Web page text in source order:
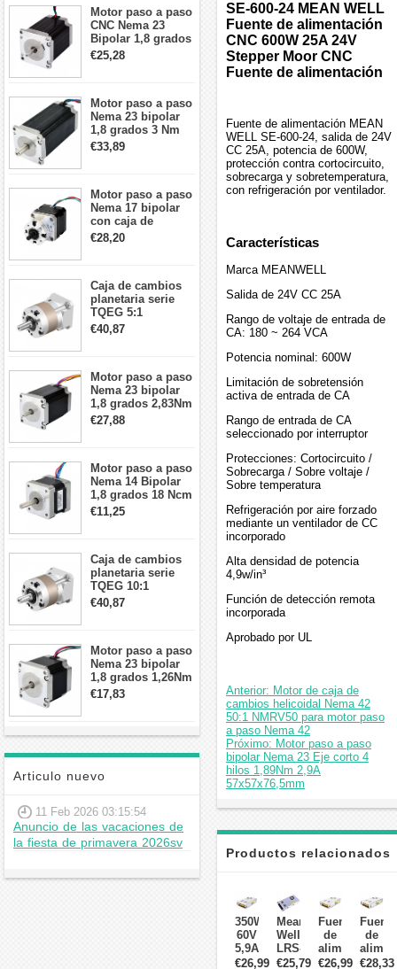
Motor paso a paso
CNC Nema 23
Bipolar 1,8 grados
1,9 Nm 3A 3,36 V
57x57x76mm 4
€25,28
Motor paso a paso
Nema 23 bipolar
1,8 grados 3 Nm
4,2A 57x57x114mm
motor paso a paso
€33,89
Motor paso a paso
Nema 17 bipolar
con caja de
cambios planetaria
5:1 longitud 33mm
Robot CNC DIY
€28,20
Caja de cambios
planetaria serie
TQEG 5:1
contragolpe 15
arcmin para motor
€40,87
Motor paso a paso
Nema 23 bipolar
1,8 grados 2,83Nm
4A 2,26 V
57x57x84mm 8
€27,88
Motor paso a paso
Nema 14 Bipolar
1,8 grados 18 Ncm
0,8 A 5,74 V 35 x
35 x 34 mm 4
€11,25
Caja de cambios
planetaria serie
TQEG 10:1
contragolpe 15
arcmin para motor
€40,87
Motor paso a paso
Nema 23 bipolar
1,8 grados 1,26Nm
2,8A 2,5V
57x57x56mm 4
€17,83
Articulo nuevo
11 Feb 2026 03:15:54
Anuncio de las vacaciones de
la fiesta de primavera 2026sv
SE-600-24 MEAN WELL
Fuente de alimentación
CNC 600W 25A 24V
Stepper Moor CNC
Fuente de alimentación
Fuente de alimentación MEAN
WELL SE-600-24, salida de 24V
CC 25A, potencia de 600W,
protección contra cortocircuito,
sobrecarga y sobretemperatura,
con refrigeración por ventilador.
Características
Marca MEANWELL
Salida de 24V CC 25A
Rango de voltaje de entrada de
CA: 180 ~ 264 VCA
Potencia nominal: 600W
Limitación de sobretensión
activa de entrada de CA
Rango de entrada de CA
seleccionado por interruptor
Protecciones: Cortocircuito /
Sobrecarga / Sobre voltaje /
Sobre temperatura
Refrigeración por aire forzado
mediante un ventilador de CC
incorporado
Alta densidad de potencia
4,9w/in³
Función de detección remota
incorporada
Aprobado por UL
Anterior: Motor de caja de
cambios helicoidal Nema 42
50:1 NMRV50 para motor paso
a paso Nema 42
Próximo: Motor paso a paso
bipolar Nema 23 Eje corto 4
hilos 1,89Nm 2,9A
57x57x76,5mm
Productos relacionados
350W
60V
5,9A
115/230V
€26,99
Mean
Well
LRS-
350-
€25,79
Fuente
de
alimentación
conmutada
€26,99
Fuente
de
€28,33